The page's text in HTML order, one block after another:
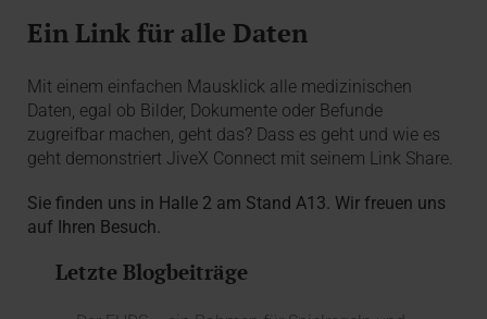
Ein Link für alle Daten
Mit einem einfachen Mausklick alle medizinischen
Daten, egal ob Bilder, Dokumente oder Befunde
zugreifbar machen, geht das? Dass es geht und wie es
geht demonstriert JiveX Connect mit seinem Link Share.
Sie finden uns in Halle 2 am Stand A13. Wir freuen uns
auf Ihren Besuch.
Letzte Blogbeiträge